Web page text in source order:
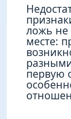
ложь не
месте:
первую